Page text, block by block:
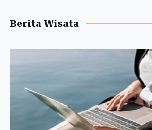
Berita Wisata